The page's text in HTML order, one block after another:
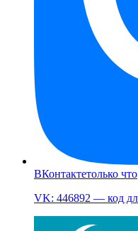
ВКонтактетолько что
VK: 446892 — код